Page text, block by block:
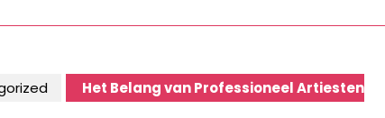
Het Belang van Professioneel Artiesten